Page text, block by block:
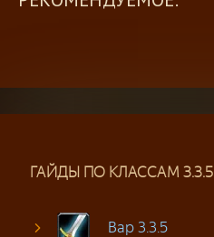
ГАЙДЫ ПО КЛАССАМ 3.3.5
Вар 3.3.5